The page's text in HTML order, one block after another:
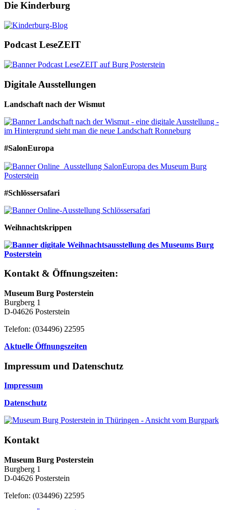
Die Kinderburg
Podcast LeseZEIT
Digitale Ausstellungen
Landschaft nach der Wismut
#SalonEuropa
#Schlössersafari
Weihnachtskrippen
Kontakt & Öffnungszeiten:
Museum Burg Posterstein
Burgberg 1
D-04626 Posterstein
Telefon: (034496) 22595
Aktuelle Öffnungszeiten
Impressum und Datenschutz
Impressum
Datenschutz
Kontakt
Museum Burg Posterstein
Burgberg 1
D-04626 Posterstein
Telefon: (034496) 22595